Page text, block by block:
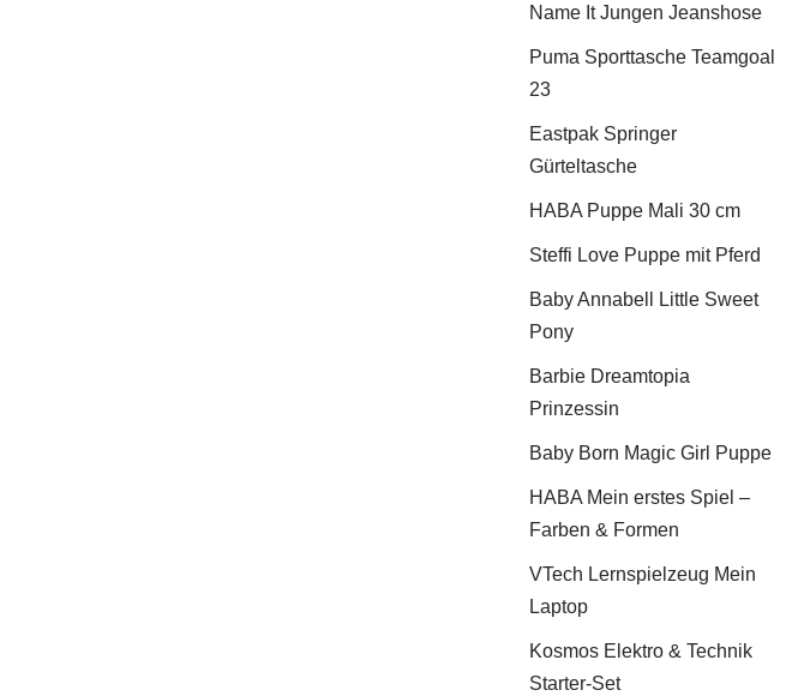
Name It Jungen Jeanshose
Puma Sporttasche Teamgoal
23
Eastpak Springer
Gürteltasche
HABA Puppe Mali 30 cm
Steffi Love Puppe mit Pferd
Baby Annabell Little Sweet
Pony
Barbie Dreamtopia
Prinzessin
Baby Born Magic Girl Puppe
HABA Mein erstes Spiel –
Farben & Formen
VTech Lernspielzeug Mein
Laptop
Kosmos Elektro & Technik
Starter-Set